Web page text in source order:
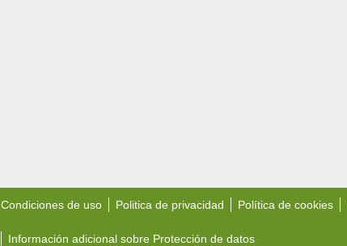
Condiciones de uso Politica de privacidad Política de cookies
Información adicional sobre Protección de datos